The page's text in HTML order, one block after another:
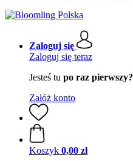
Zaloguj się
Zaloguj się teraz
Jesteś tu po raz pierwszy?
Załóż konto
Koszyk 0,00 zł